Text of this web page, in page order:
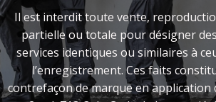
Il est interdit toute vente,
partielle ou totale pour désigner
services identiques ou similaires à
l’enregistrement. Ces faits
contrefaçon de marque en application